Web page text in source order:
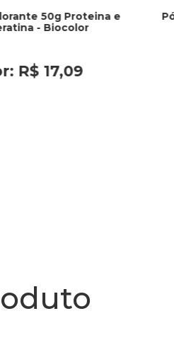
50g Proteina e
- Biocolor
R$ 17,09